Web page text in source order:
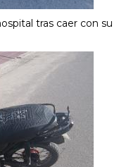
tras caer con su